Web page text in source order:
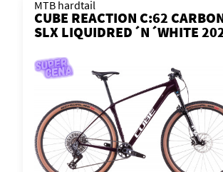
MTB hardtail
CUBE REACTION C:62
SLX LIQUIDRED´N´WHITE